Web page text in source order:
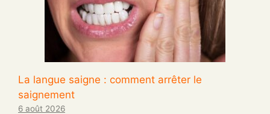
La langue saigne : comment arrêter le
saignement
6 août 2026